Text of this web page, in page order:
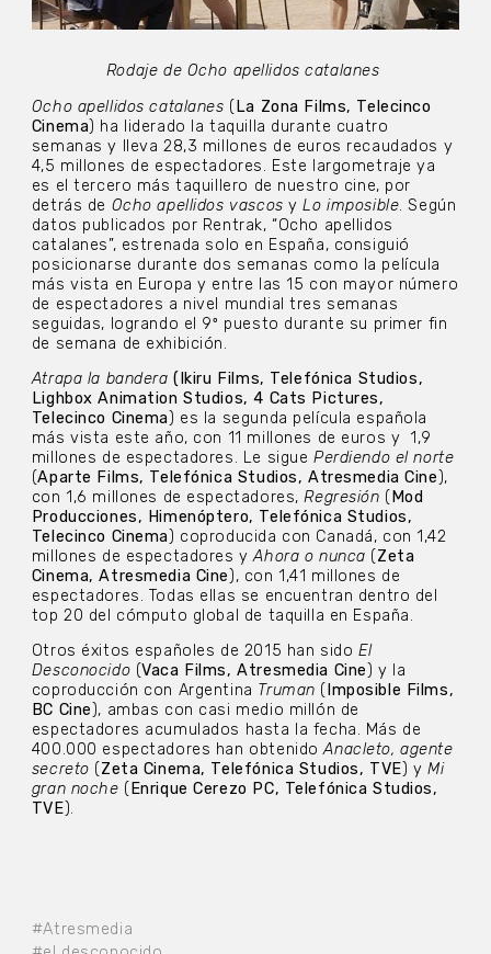
#Atresmedia
Rodaje de Ocho apellidos catalanes
Ocho apellidos catalanes ( La Zona Films, Telecinco
Cinema) ha liderado la taquilla durante cuatro
semanas y lleva 28,3 millones de euros recaudados y
4,5 millones de espectadores. Este largometraje ya
es el tercero más taquillero de nuestro cine, por
detrás de Ocho apellidos vascosy Lo imposible. Según
datos publicados por Rentrak, “Ocho apellidos
catalanes”, estrenada solo en España, consiguió
posicionarse durante dos semanas como la película
más vista en Europa y entre las 15 con mayor número
de espectadores a nivel mundial tres semanas
seguidas, logrando el 9º puesto durante su primer fin
de semana de exhibición.
Atrapa la bandera (Ikiru Films, Telefónica Studios,
Lighbox Animation Studios, 4 Cats Pictures,
Telecinco Cinema ) es la segunda película española
más vista este año, con 11 millones de euros y 1,9
millones de espectadores. Le sigue Perdiendo el norte
(Aparte Films, Telefónica Studios, Atresmedia Cine ),
con 1,6 millones de espectadores,Regresión ( Mod
Producciones, Himenóptero, Telefónica Studios,
Telecinco Cinema ) coproducida con Canadá, con 1,42
millones de espectadores yAhora o nunca ( Zeta
Cinema, Atresmedia Cine ), con 1,41 millones de
espectadores. Todas ellas se encuentran dentro del
top 20 del cómputo global de taquilla en España.
Otros éxitos españoles de 2015 han sido El
Desconocido (Vaca Films, Atresmedia Cine ) y la
coproducción con Argentina Truman ( Imposible Films,
BC Cine ), ambas con casi medio millón de
espectadores acumulados hasta la fecha. Más de
400.000 espectadores han obtenidoAnacleto, agente
secreto ( Zeta Cinema, Telefónica Studios, TVE) yMi
gran noche ( Enrique Cerezo PC, Telefónica Studios,
TVE).